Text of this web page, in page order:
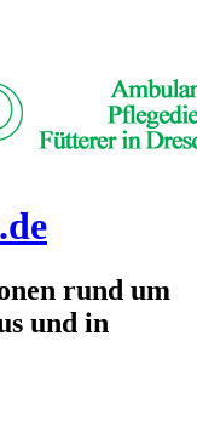
rund um
und in